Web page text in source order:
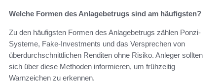
Welche Formen des Anlagebetrugs sind am häufigsten?
Zu den häufigsten Formen des Anlagebetrugs zählen Ponzi-
Systeme, Fake-Investments und das Versprechen von
überdurchschnittlichen Renditen ohne Risiko. Anleger sollten
sich über diese Methoden informieren, um frühzeitig
Warnzeichen zu erkennen.